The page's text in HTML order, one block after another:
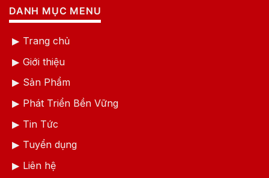
DANH MỤC MENU
Trang chủ
Giới thiệu
Sản Phẩm
Phát Triển Bền Vững
Tin Tức
Tuyển dụng
Liên hệ